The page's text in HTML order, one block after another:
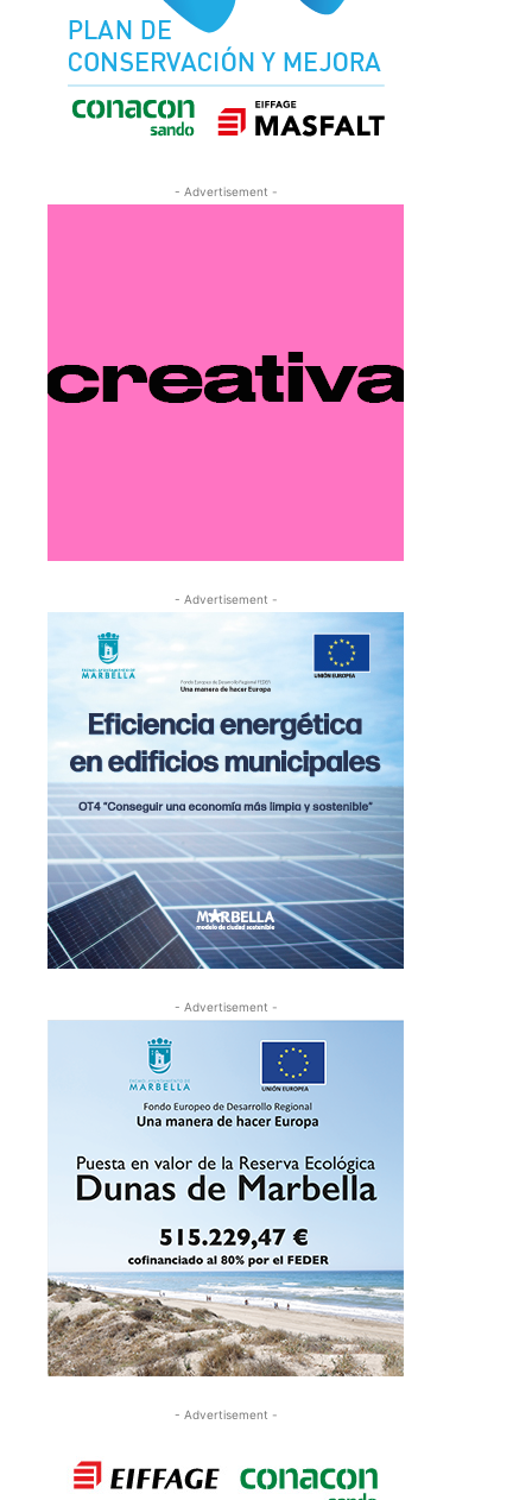
- Advertisement -
- Advertisement -
- Advertisement -
- Advertisement -